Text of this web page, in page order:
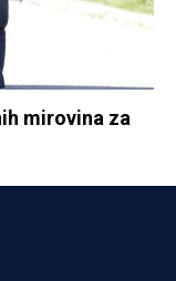
mirovina za